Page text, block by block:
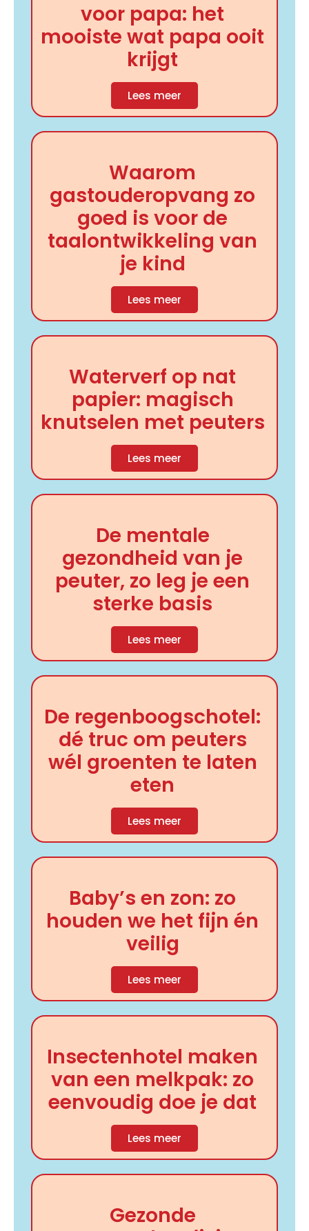
voor papa: het
mooiste wat papa ooit
krijgt
Lees meer
Waarom
gastouderopvang zo
goed is voor de
taalontwikkeling van
je kind
Lees meer
Waterverf op nat
papier: magisch
knutselen met peuters
Lees meer
De mentale
gezondheid van je
peuter, zo leg je een
sterke basis
Lees meer
De regenboogschotel:
dé truc om peuters
wél groenten te laten
eten
Lees meer
Baby’s en zon: zo
houden we het fijn én
veilig
Lees meer
Insectenhotel maken
van een melkpak: zo
eenvoudig doe je dat
Lees meer
Gezonde